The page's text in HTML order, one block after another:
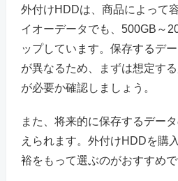
外付けHDDは、商品によって
イオーデータでも、500GB～
ップしています。保存するデ
が異なるため、まずは想定す
が必要か確認しましょう。
また、将来的に保存するデー
えられます。外付けHDDを購
裕をもって選ぶのがおすすめで